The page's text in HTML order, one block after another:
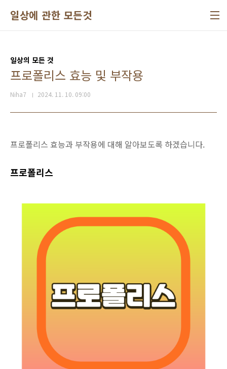
일상에 관한 모든것
일상의 모든 것
프로폴리스 효능 및 부작용
Niha7 2024. 11. 10. 09:00
프로폴리스 효능과 부작용에 대해 알아보도록 하겠습니다.
프로폴리스